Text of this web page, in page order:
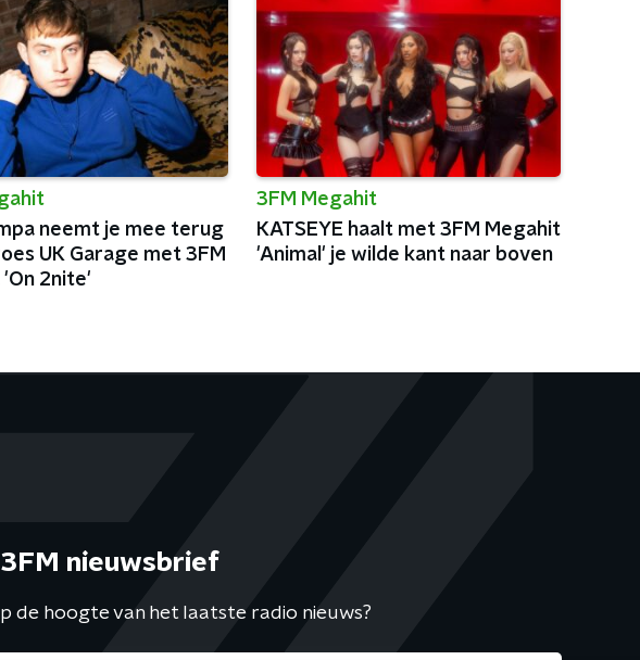
neemt je mee terug
UK Garage met 3FM
'On 2nite'
3FM Megahit
KATSEYE haalt met 3FM Megahit
'Animal' je wilde kant naar boven
3FM nieuwsbrief
de hoogte van het laatste radio nieuws?